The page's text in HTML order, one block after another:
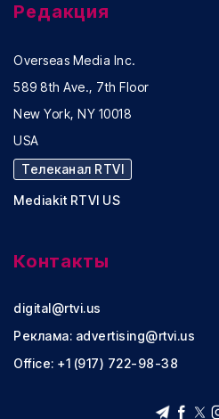
Редакция
Overseas Media Inc.
589 8th Ave., 7th Floor
New York, NY 10018
USA
Телеканал RTVI
Mediakit RTVI US
Контакты
digital@rtvi.us
Реклама: advertising@rtvi.us
Office: +1 (917) 722-98-38